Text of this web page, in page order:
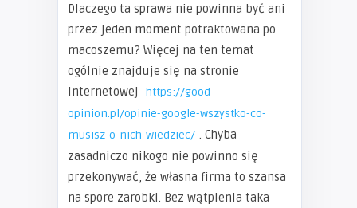
Dlaczego ta sprawa nie powinna być ani
przez jeden moment potraktowana po
macoszemu? Więcej na ten temat
ogólnie znajduje się na stronie
internetowej
https://good-
opinion.pl/opinie-google-wszystko-co-
musisz-o-nich-wiedziec/
. Chyba
zasadniczo nikogo nie powinno się
przekonywać, że własna firma to szansa
na spore zarobki. Bez wątpienia taka